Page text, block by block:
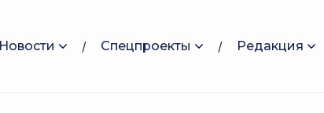
Новости Спецпроекты Редакция